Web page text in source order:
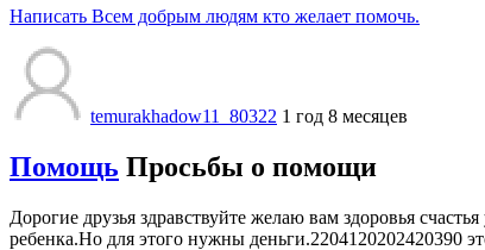
Написать Всем добрым людям кто желает помочь.
temurakhadow11_80322 1 год 8 месяцев
Помощь Просьбы о помощи
Дорогие друзья здравствуйте желаю вам здоровья
ребенка.Но для этого нужны деньги.2204120202420390